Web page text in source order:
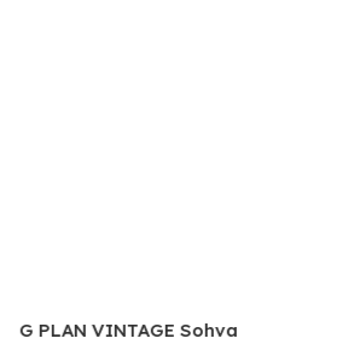
G PLAN VINTAGE Sohva